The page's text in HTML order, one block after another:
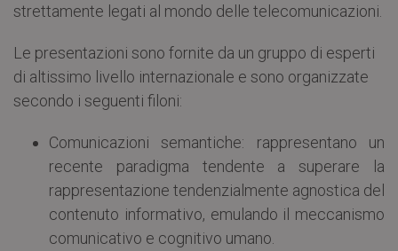
strettamente legati al mondo delle telecomunicazioni.
Le presentazioni sono fornite da un gruppo di esperti
di altissimo livello internazionale e sono organizzate
secondo i seguenti filoni:
Comunicazioni semantiche: rappresentano un
recente paradigma tendente a superare la
rappresentazione tendenzialmente agnostica del
contenuto informativo, emulando il meccanismo
comunicativo e cognitivo umano.